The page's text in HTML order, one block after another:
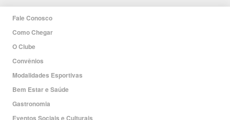
Fale Conosco
Como Chegar
O Clube
Convênios
Modalidades Esportivas
Bem Estar e Saúde
Gastronomia
Eventos Sociais e Culturais